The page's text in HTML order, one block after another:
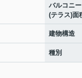
バルコニー
(テラス)面
建物構造
種別